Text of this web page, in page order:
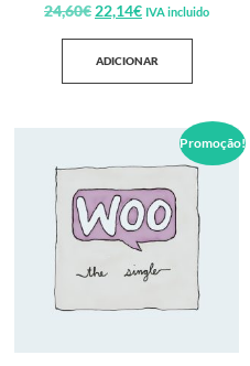
24,60€ 22,14€ IVA incluido
ADICIONAR
Promoção!